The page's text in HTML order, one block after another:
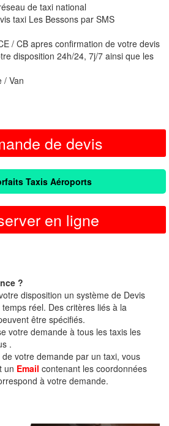
de taxi national
taxi Les Bessons par SMS
/ CB apres confirmation de votre devis
disposition 24h/24, 7j/7 ainsi que les
/ Van
de devis
Taxis Aéroports
en ligne
?
disposition un système de Devis
réel. Des critères liés à la
être spécifiés.
votre demande à tous les taxis les
.
votre demande par un taxi, vous
un Email contenant les coordonnées
à votre demande.